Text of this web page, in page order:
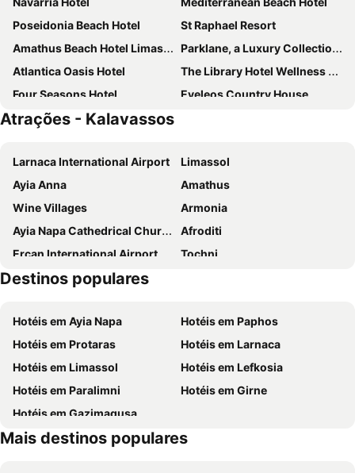
Poseidonia Beach Hotel
St Raphael Resort
Amathus Beach Hotel Limassol
Parklane, a Luxury Collection Resort & Spa, Limassol
Atlantica Oasis Hotel
The Library Hotel Wellness Retreat
Four Seasons Hotel
Eveleos Country House
Amara
Cyprus Villages - Bed & Breakfast - With Access To Pool And Stunning View
Vasilopoulos House
Porfyrios Country House
Lazaros Stonehouse
Atlantica Bay Hotel
ROBINSON CYPRUS
Atrações - Kalavassos
Larnaca International Airport
Limassol
Ayia Anna
Amathus
Wine Villages
Armonia
Ayia Napa Cathedrical Church
Afroditi
Ercan International Airport
Tochni
Kalavasos Dam
Kellaki
Santa Marina Retreat
Vouppa
Finikaria
Alaminos
Northewest Pitsilia
Mckenzie Beach
Hantara WaterFall
Boxing Day
Destinos populares
Hotéis em Ayia Napa
Hotéis em Paphos
Hotéis em Protaras
Hotéis em Larnaca
Hotéis em Limassol
Hotéis em Lefkosia
Hotéis em Paralimni
Hotéis em Girne
Hotéis em Gazimagusa
Mais destinos populares